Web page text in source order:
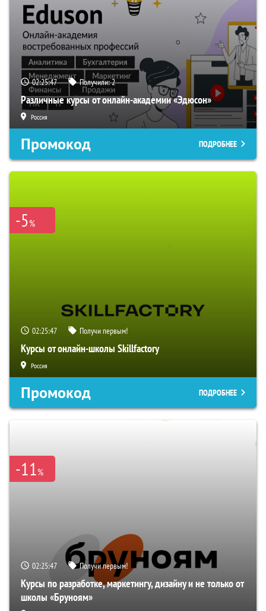
02:25:46 Получили:2
Различные курсы от онлайн-академии «Эдюсон»
Россия
Промокод ПОДРОБНЕЕ
-5%
02:25:46 Получи первым!
Курсы от онлайн-школы Skillfactory
Россия
Промокод ПОДРОБНЕЕ
-11%
02:25:46 Получи первым!
Курсы по разработке, маркетингу, дизайну и не только от
школы «Бруноям»